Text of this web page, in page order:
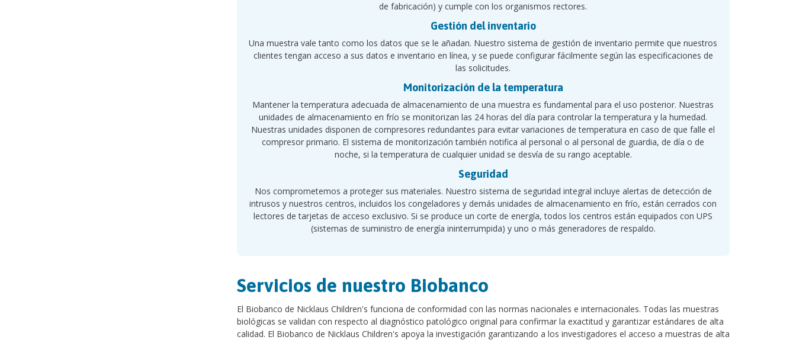
de fabricación) y cumple con los organismos rectores.
Gestión del inventario
Una muestra vale tanto como los datos que se le añadan. Nuestro sistema de gestión de inventario permite que nuestros
clientes tengan acceso a sus datos e inventario en línea, y se puede configurar fácilmente según las especificaciones de
las solicitudes.
Monitorización de la temperatura
Mantener la temperatura adecuada de almacenamiento de una muestra es fundamental para el uso posterior. Nuestras
unidades de almacenamiento en frío se monitorizan las 24 horas del día para controlar la temperatura y la humedad.
Nuestras unidades disponen de compresores redundantes para evitar variaciones de temperatura en caso de que falle el
compresor primario. El sistema de monitorización también notifica al personal o al personal de guardia, de día o de
noche, si la temperatura de cualquier unidad se desvía de su rango aceptable.
Seguridad
Nos comprometemos a proteger sus materiales. Nuestro sistema de seguridad integral incluye alertas de detección de
intrusos y nuestros centros, incluidos los congeladores y demás unidades de almacenamiento en frío, están cerrados con
lectores de tarjetas de acceso exclusivo. Si se produce un corte de energía, todos los centros están equipados con UPS
(sistemas de suministro de energía ininterrumpida) y uno o más generadores de respaldo.
Servicios de nuestro Biobanco
El Biobanco de Nicklaus Children's funciona de conformidad con las normas nacionales e internacionales. Todas las muestras
biológicas se validan con respecto al diagnóstico patológico original para confirmar la exactitud y garantizar estándares de alta
calidad. El Biobanco de Nicklaus Children's apoya la investigación garantizando a los investigadores el acceso a muestras de alta